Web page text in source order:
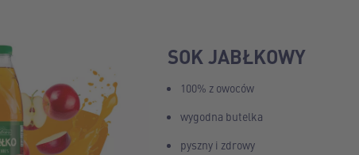
SOK JABŁKOWY
100% z owoców
wygodna butelka
pyszny i zdrowy